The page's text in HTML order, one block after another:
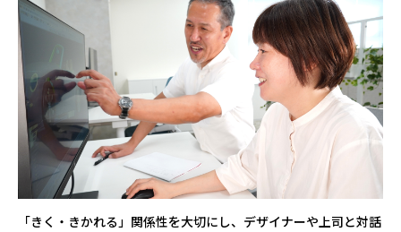
「きく・きかれる」関係性を大切にし、デザイナーや上司と対話